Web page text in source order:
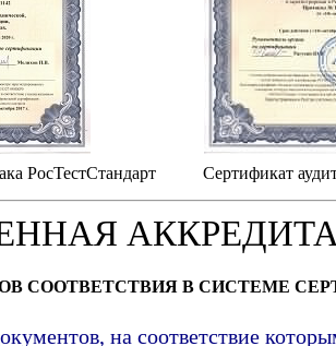
РосТестСтандарт Сертификат
СООТВЕТСТВИЯ В СИСТЕМЕ
на соответствие